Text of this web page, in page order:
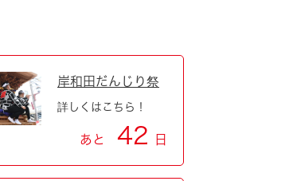
岸和田だんじり祭
詳しくはこちら！
あと 42 日